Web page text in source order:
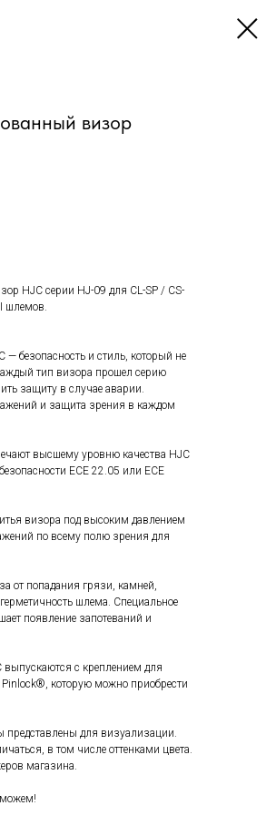
визор
HJC серии HJ-09 для CL-SP / CS-
шлемов.
безопасность и стиль, который не
тип визора прошел серию
защиту в случае аварии.
и защита зрения в каждом
высшему уровню качества HJC
ECE 22.05 или ECE
визора под высоким давлением
по всему полю зрения для
от попадания грязи, камней,
шлема. Специальное
появление запотеваний и
с креплением для
которую можно приобрести
представлены для визуализации.
в том числе оттенками цвета.
магазина.